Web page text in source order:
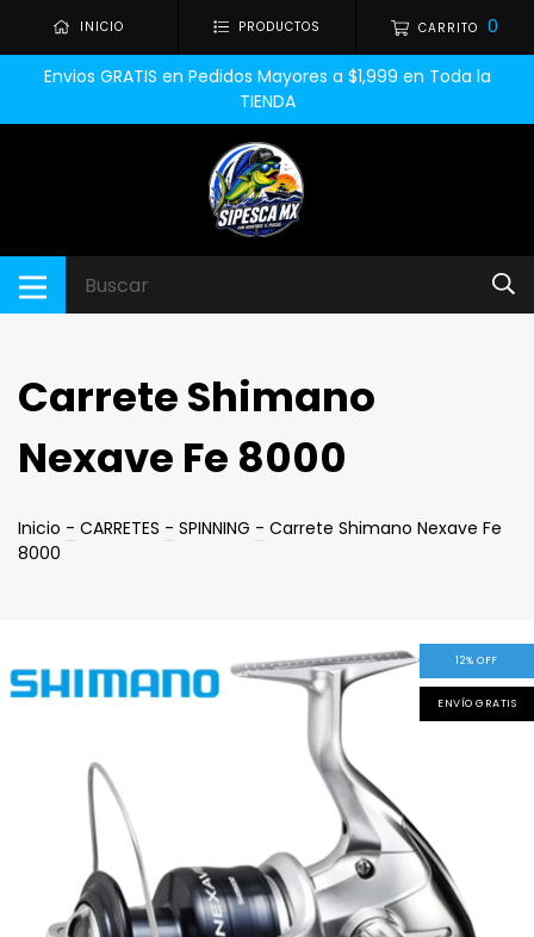
INICIO PRODUCTOS CARRITO 0
Envios GRATIS en Pedidos Mayores a $1,999 en Toda la
TIENDA
Carrete Shimano
Nexave Fe 8000
Inicio - CARRETES - SPINNING - Carrete Shimano Nexave Fe
8000
12%OFF
ENVÍO GRATIS